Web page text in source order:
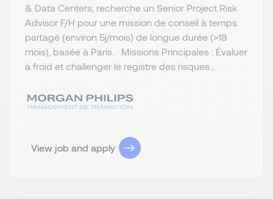
& Data Centers, recherche un Senior Project Risk
Advisor F/H pour une mission de conseil à temps
partagé (environ 5j/mois) de longue durée (>18
mois), basée à Paris. Missions Principales : Évaluer
à froid et challenger le registre des risques...
View job and apply